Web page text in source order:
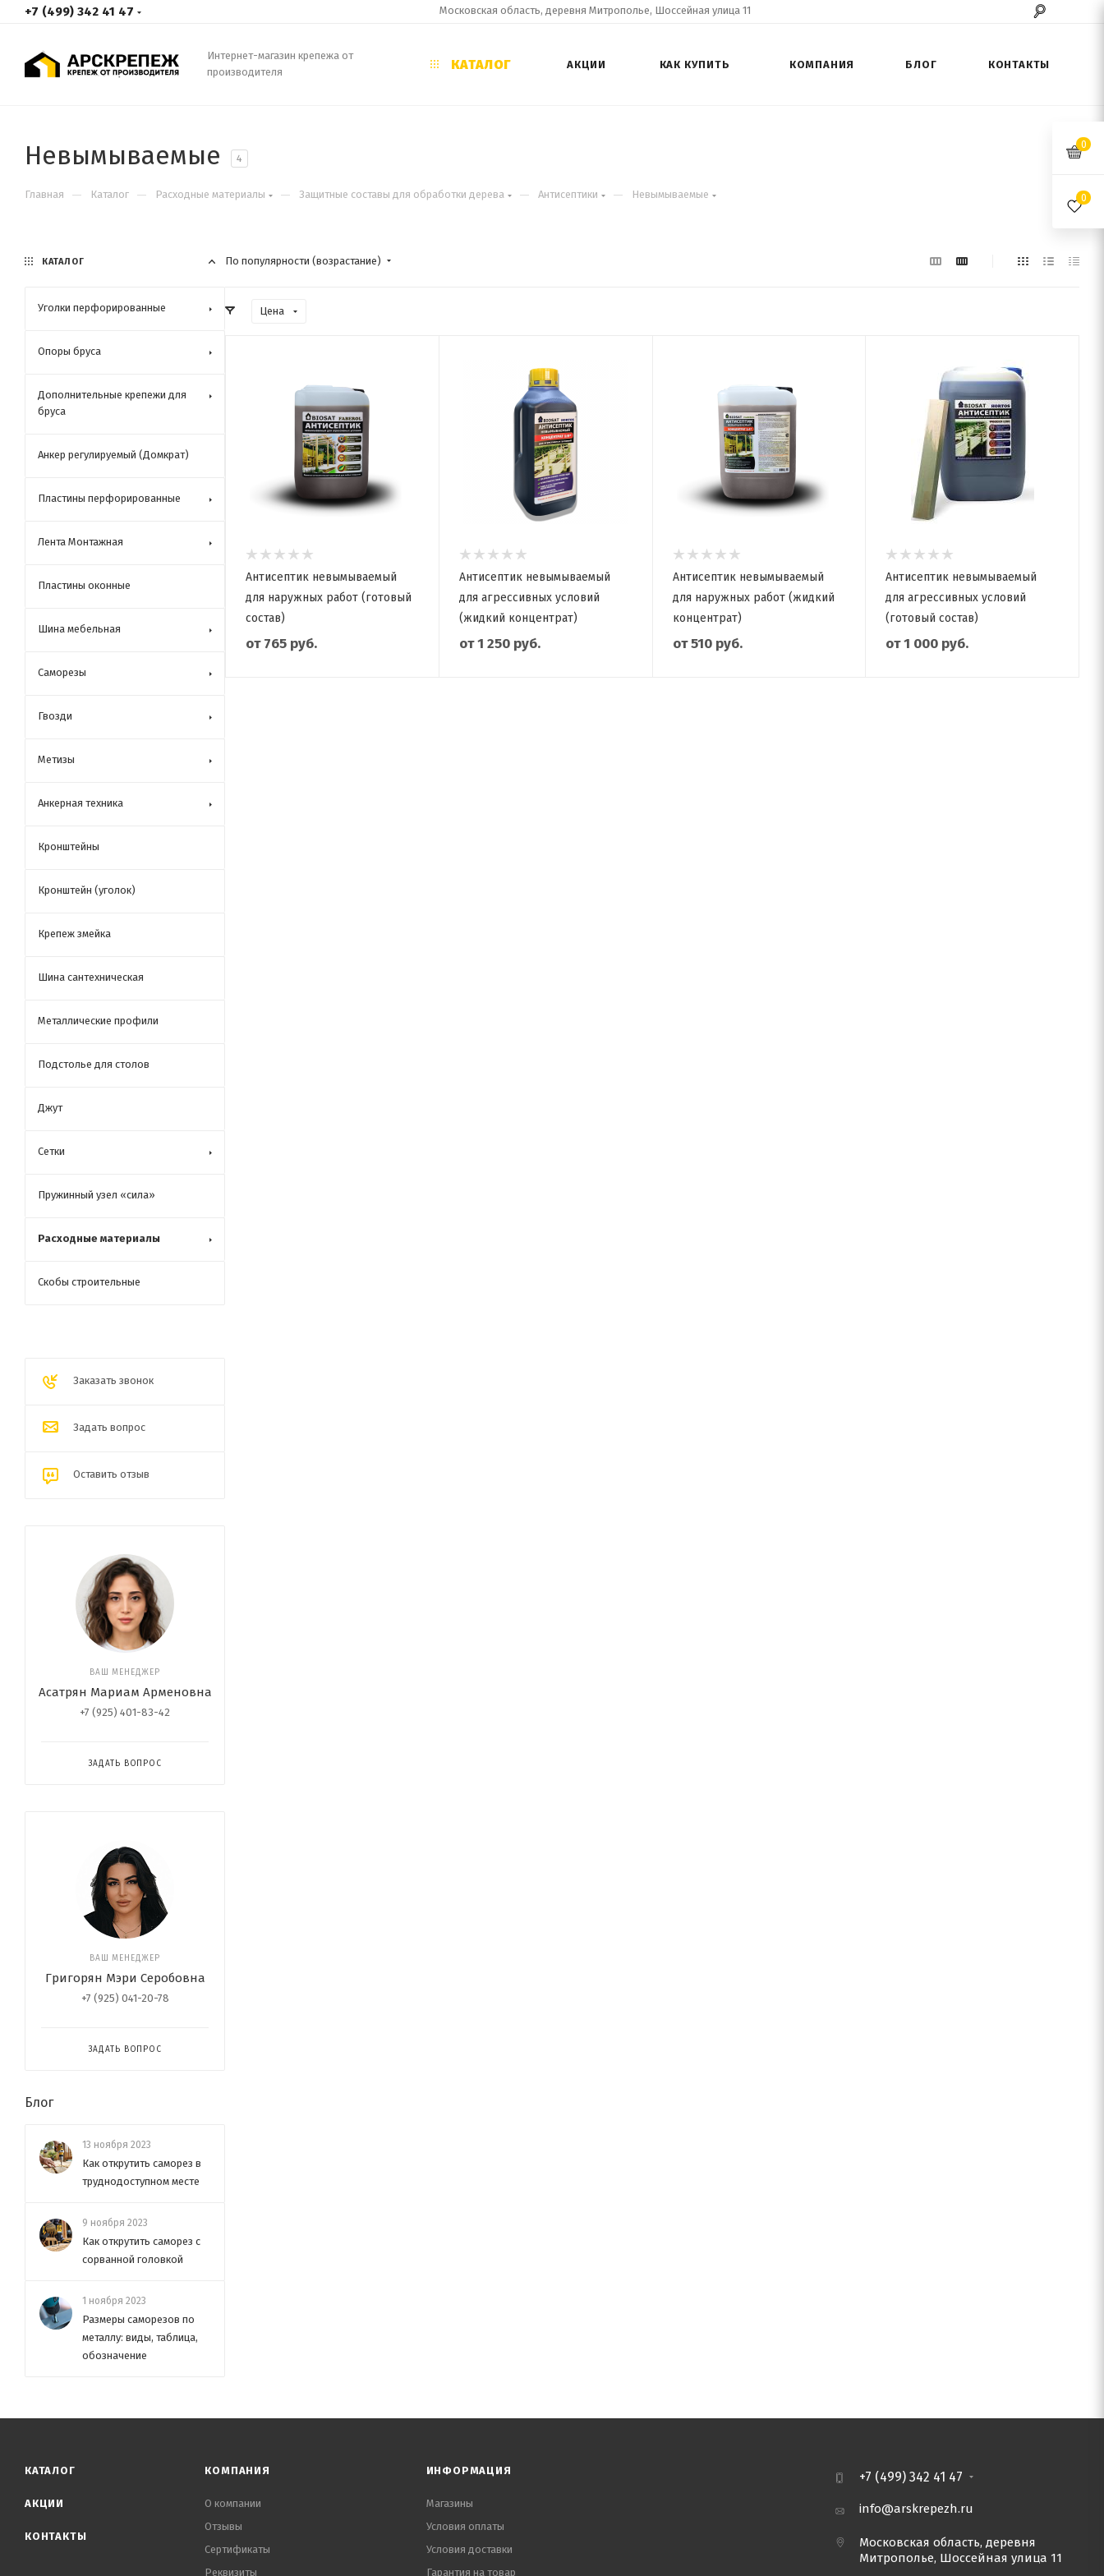
+7 (499) 342 41 47 Московская область, деревня Митрополье, Шоссейная улица 11
Интернет-магазин крепежа от
производителя
КАТАЛОГ АКЦИИ КАК КУПИТЬ КОМПАНИЯ БЛОГ КОНТАКТЫ
Невымываемые 4
Главная — Каталог — Расходные материалы — Защитные составы для обработки дерева — Антисептики — Невымываемые
По популярности (возрастание)
Цена
Антисептик невымываемый
для наружных работ (готовый
состав)
от765 руб.
Антисептик невымываемый
для агрессивных условий
(жидкий концентрат)
от1 250 руб.
Антисептик невымываемый
для наружных работ (жидкий
концентрат)
от510 руб.
Антисептик невымываемый
для агрессивных условий
(готовый состав)
от1 000 руб.
КАТАЛОГ
Уголки перфорированные
Опоры бруса
Дополнительные крепежи для
бруса
Анкер регулируемый (Домкрат)
Пластины перфорированные
Лента Монтажная
Пластины оконные
Шина мебельная
Саморезы
Гвозди
Метизы
Анкерная техника
Кронштейны
Кронштейн (уголок)
Крепеж змейка
Шина сантехническая
Металлические профили
Подстолье для столов
Джут
Сетки
Пружинный узел «сила»
Расходные материалы
Скобы строительные
Заказать звонок
Задать вопрос
Оставить отзыв
ВАШ МЕНЕДЖЕР
Асатрян Мариам Арменовна
+7 (925) 401-83-42
ЗАДАТЬ ВОПРОС
ВАШ МЕНЕДЖЕР
Григорян Мэри Серобовна
+7 (925) 041-20-78
ЗАДАТЬ ВОПРОС
Блог
13 ноября 2023
Как открутить саморез в
труднодоступном месте
9 ноября 2023
Как открутить саморез с
сорванной головкой
1 ноября 2023
Размеры саморезов по
металлу: виды, таблица,
обозначение
КАТАЛОГ
АКЦИИ
КОНТАКТЫ
КОМПАНИЯ
О компании
Отзывы
Сертификаты
Реквизиты
ИНФОРМАЦИЯ
Магазины
Условия оплаты
Условия доставки
Гарантия на товар
+7 (499) 342 41 47
info@arskrepezh.ru
Московская область, деревня
Митрополье, Шоссейная улица 11
0
0